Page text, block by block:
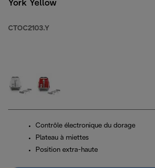
York Yellow
CTOC2103.Y
Contrôle électronique du dorage
Plateau à miettes
Position extra-haute